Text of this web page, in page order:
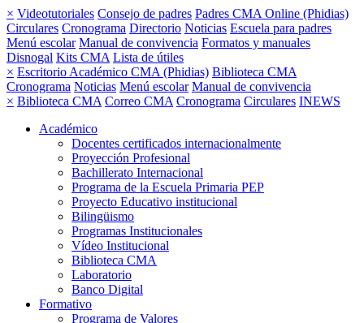
× Videotutoriales Consejo de padres Padres CMA Online (Phidias)
Circulares Cronograma Directorio Noticias Escuela para padres
Menú escolar Manual de convivencia Formatos y manuales
Disnogal Kits CMA Lista de útiles
× Escritorio Académico CMA (Phidias) Biblioteca CMA
Cronograma Noticias Menú escolar Manual de convivencia
× Biblioteca CMA Correo CMA Cronograma Circulares INEWS
Académico
Docentes certificados internacionalmente
Proyección Profesional
Bachillerato Internacional
Programa de la Escuela Primaria PEP
Proyecto Educativo institucional
Bilingüismo
Programas Institucionales
Vídeo Institucional
Biblioteca CMA
Laboratorio
Banco Digital
Formativo
Programa de Valores